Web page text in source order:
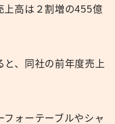
上高は２割増の455億
、同社の前年度売上
ォーテーブルやシャ